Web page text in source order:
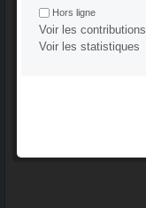
Hors ligne
Voir les contributions
Voir les statistiques